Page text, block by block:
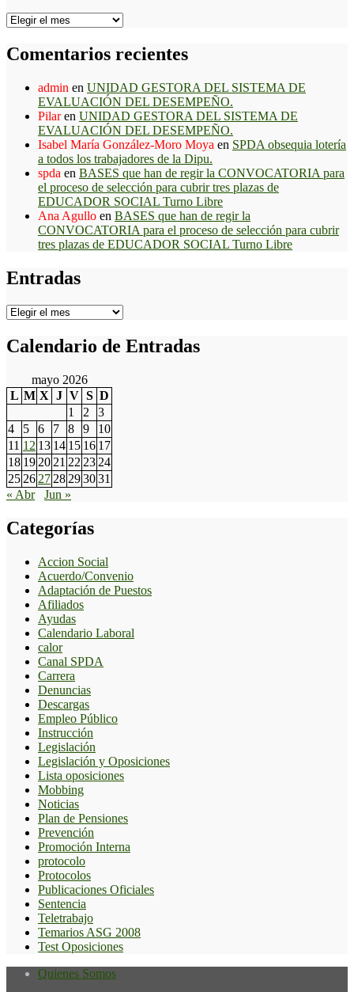
Archivos
Comentarios recientes
admin en UNIDAD GESTORA DEL SISTEMA DE
EVALUACIÓN DEL DESEMPEÑO.
Pilaren UNIDAD GESTORA DEL SISTEMA DE
EVALUACIÓN DEL DESEMPEÑO.
Isabel María González-Moro Moya en SPDA obsequia lotería
a todos los trabajadores de la Dipu.
spda en BASES que han de regir la CONVOCATORIA para
el proceso de selección para cubrir tres plazas de
EDUCADOR SOCIAL Turno Libre
Ana Agullo en BASES que han de regir la
CONVOCATORIA para el proceso de selección para cubrir
tres plazas de EDUCADOR SOCIAL Turno Libre
Entradas
Entradas
Calendario de Entradas
mayo 2026
L M X J V S D
1
2
3
4
5 6 7 8 9
10
11 12 13 14 15 16 17
18 19 20 21 22 23 24
25 26 27 28 293031
« Abr
Jun »
Categorías
Accion Social
Acuerdo/Convenio
Adaptación de Puestos
Afiliados
Ayudas
Calendario Laboral
calor
Canal SPDA
Carrera
Denuncias
Descargas
Empleo Público
Instrucción
Legislación
Legislación y Oposiciones
Lista oposiciones
Mobbing
Noticias
Plan de Pensiones
Prevención
Promoción Interna
protocolo
Protocolos
Publicaciones Oficiales
Sentencia
Teletrabajo
Temarios ASG 2008
Test Oposiciones
Quienes Somos